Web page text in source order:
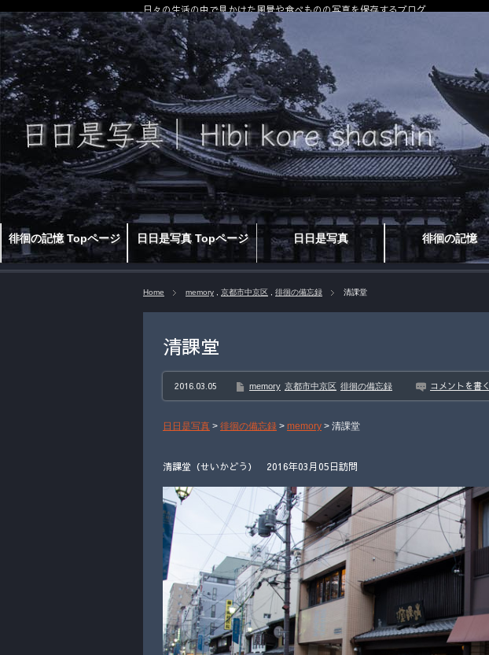
徘徊の記憶 Topページ 日日是写真 Topページ 日日是写真 徘徊の記憶
日々の生活の中で見かけた風景や食べものの写真を保存するブログ
Home memory 京都市中京区 徘徊の備忘録 清課堂
清課堂
2016.03.05 memory 京都市中京区 徘徊の備忘録 コメントを書く
日日是写真 > 徘徊の備忘録 > memory > 清課堂
清課堂（せいかどう） 2016年03月05日訪問